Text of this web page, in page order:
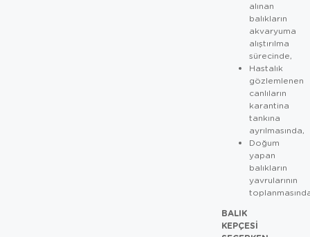
alınan
balıkların
akvaryuma
alıştırılma
sürecinde,
Hastalık
gözlemlenen
canlıların
karantina
tankına
ayrılmasında,
Doğum
yapan
balıkların
yavrularının
BALIK
KEPÇESI